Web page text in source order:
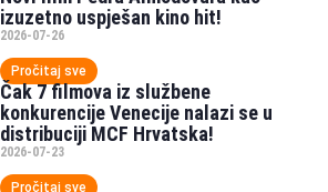
izuzetno uspješan kino hit!
2026-07-26
Pročitaj sve
Čak 7 filmova iz službene
konkurencije Venecije nalazi se u
distribuciji MCF Hrvatska!
2026-07-23
Pročitaj sve